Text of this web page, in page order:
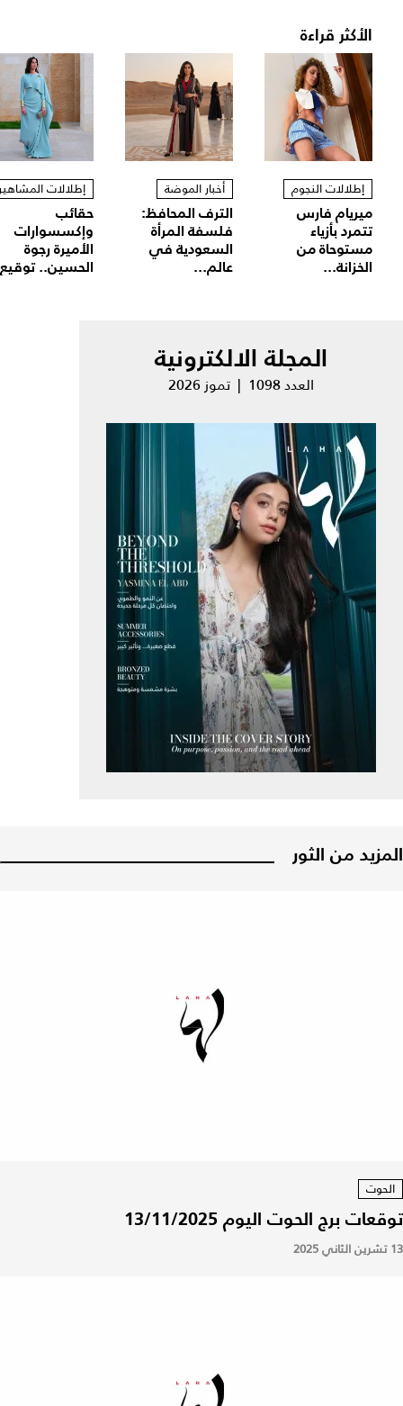
الأكثر قراءة
إطلالات النجوم
ميريام فارس
تتمرد بأزياء
مستوحاة من
الخزانة...
أخبار الموضة
الترف المحافظ:
فلسفة المرأة
السعودية في
عالم...
إطلالات
حقائب
وإكسسوارات
الأميرة رجوة
الحسين..
المجلة الالكترونية
العدد 1098 | تموز 2026
المزيد من الثور
الحوت
توقعات برج الحوت اليوم 13/11/2025
13 تشرين الثاني 2025